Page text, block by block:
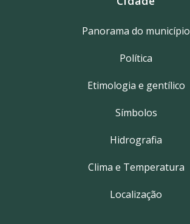
Panorama do município
Política
Etimologia e gentílico
Símbolos
Hidrografia
Clima e Temperatura
Localização